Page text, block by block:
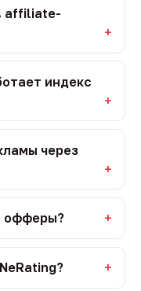
affiliate-
индекс
через
офферы?